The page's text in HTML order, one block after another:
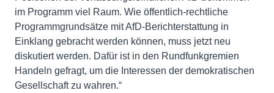
im Programm viel Raum. Wie öffentlich-rechtliche
Programmgrundsätze mit AfD-Berichterstattung in
Einklang gebracht werden können, muss jetzt neu
diskutiert werden. Dafür ist in den Rundfunkgremien
Handeln gefragt, um die Interessen der demokratischen
Gesellschaft zu wahren.“